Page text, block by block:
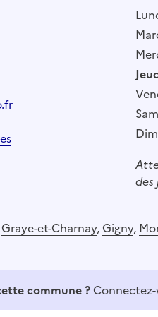
des
Graye-et-Charnay,Gigny,
commune ?